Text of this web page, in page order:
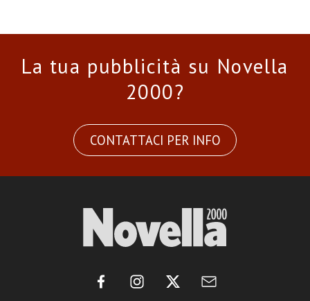
La tua pubblicità su Novella
2000?
CONTATTACI PER INFO